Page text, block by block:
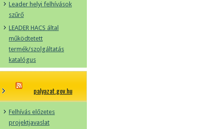
Leader helyi felhívások
szűrő
LEADER HACS által
működtetett
termék/szolgáltatás
katalógus
palyazat.gov.hu
Felhívás előzetes
projektjavaslat